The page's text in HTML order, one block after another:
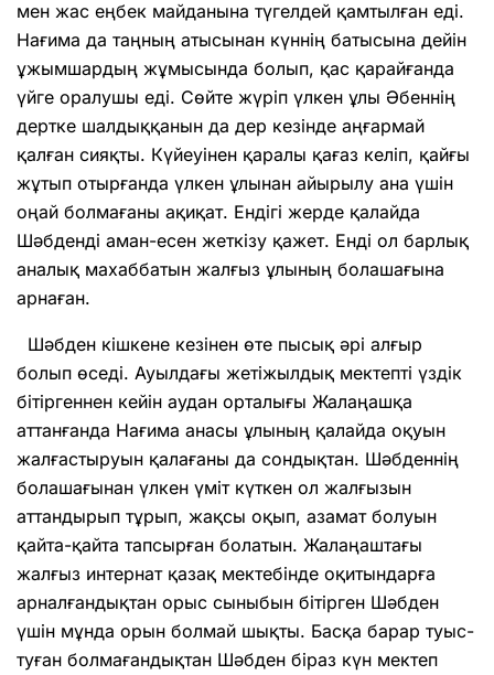
мен жас еңбек май­данына түгелдей қамтылған еді.
Нағи­ма да таңның атысынан күннің батысына дейін
ұжымшардың жұмы­сында болып, қас қарайғанда
үйге оралу­шы еді. Сөйте жүріп үлкен ұлы Әбеннің
дертке шалдық­қанын да дер кезінде аңғармай
қалған сияқты. Күйеуінен қаралы қағаз келіп, қайғы
жұтып отыр­ғанда үлкен ұлынан айырылу ана үшін
оңай болмағаны ақиқат. Ендігі жерде қалайда
Шәбденді аман-есен жеткізу қажет. Енді ол барлық
ана­лық махаббатын жалғыз ұлының бола­шағына
арнаған.
Шәбден кішкене кезінен өте пысық әрі алғыр
болып өседі. Ауылдағы жеті­жылдық мек­тепті үздік
бітіргеннен кейін аудан орталығы Жалаңашқа
аттанғанда Нағима анасы ұлының қалайда оқуын
жалғас­тыруын қалағаны да сондықтан. Шәбден­нің
болашағынан үлкен үміт күткен ол жал­ғызын
аттандырып тұрып, жақсы оқып, азамат болуын
қайта-қайта тап­сырған болатын. Жалаңаштағы
жалғыз интернат қазақ мектебінде оқитындарға
арналған­дықтан орыс сыныбын бітірген Шәбден
үшін мұнда орын болмай шықты. Басқа барар туыс-
туған болма­ғандықтан Шәбден біраз күн мектеп